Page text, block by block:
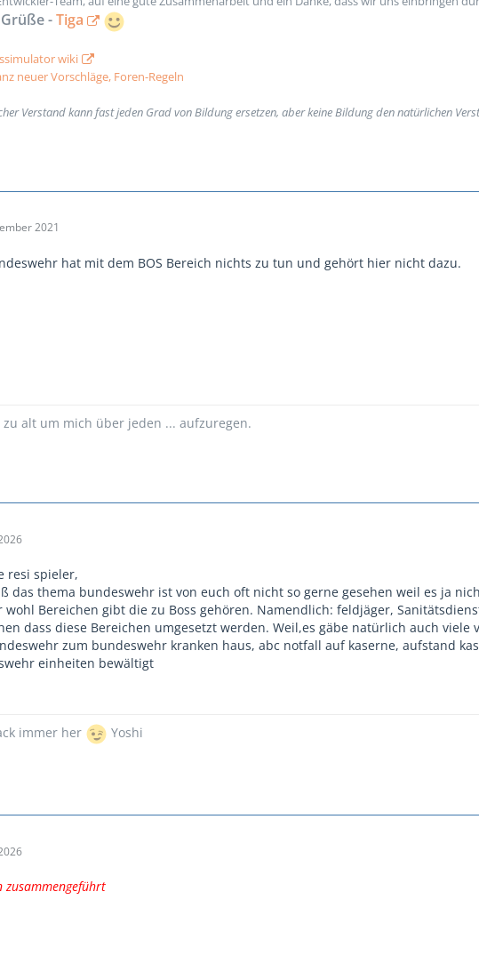
-Tiga
wiki
neuer Vorschläge, Foren-Regeln
Verstand kann fast jeden Grad von Bildung ersetzen, aber keine Bildung den natürlichen
2021
hat mit dem BOS Bereich nichts zu tun und gehört hier nicht dazu.
zu alt um mich über jeden ... aufzuregen.
resi spieler,
das thema bundeswehr ist von euch oft nicht so gerne gesehen weil es ja
wohl Bereichen gibt die zu Boss gehören. Namendlich: feldjäger,
dass diese Bereichen umgesetzt werden. Weil,es gäbe natürlich auch
zum bundeswehr kranken haus, abc notfall auf kaserne, aufstand
einheiten bewältigt
immer her Yoshi
zusammengeführt